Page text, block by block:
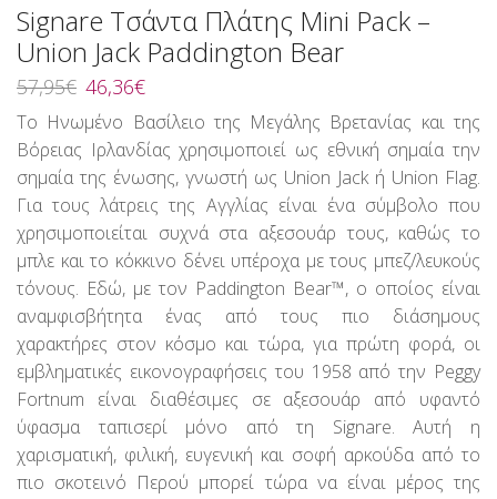
Signare Τσάντα Πλάτης Mini Pack –
Union Jack Paddington Bear
57,95€ Original
price
was:
57,95€.
46,36€Η
τρέχουσα
τιμή
είναι:
46,36€.
Το Ηνωμένο Βασίλειο της Μεγάλης Βρετανίας και της
Βόρειας Ιρλανδίας χρησιμοποιεί ως εθνική σημαία την
σημαία της ένωσης, γνωστή ως Union Jack ή Union Flag.
Για τους λάτρεις της Αγγλίας είναι ένα σύμβολο που
χρησιμοποιείται συχνά στα αξεσουάρ τους, καθώς το
μπλε και το κόκκινο δένει υπέροχα με τους μπεζ/λευκούς
τόνους. Εδώ, με τον Paddington Bear™, ο οποίος είναι
αναμφισβήτητα ένας από τους πιο διάσημους
χαρακτήρες στον κόσμο και τώρα, για πρώτη φορά, οι
εμβληματικές εικονογραφήσεις του 1958 από την Peggy
Fortnum είναι διαθέσιμες σε αξεσουάρ από υφαντό
ύφασμα ταπισερί μόνο από τη Signare. Αυτή η
χαρισματική, φιλική, ευγενική και σοφή αρκούδα από το
πιο σκοτεινό Περού μπορεί τώρα να είναι μέρος της